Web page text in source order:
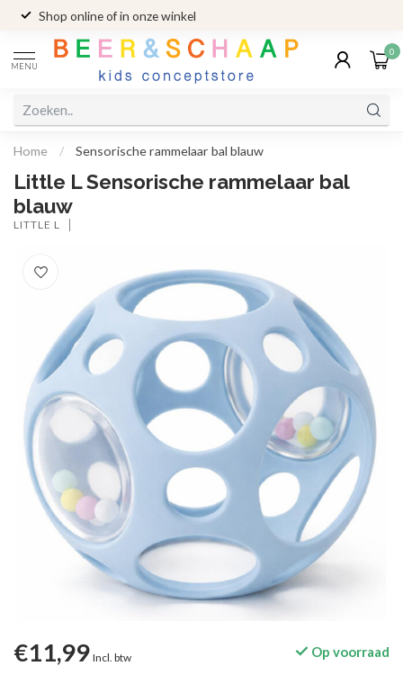
Shop online of in onze winkel
MENU
0
Home / Sensorische rammelaar bal blauw
Little L Sensorische rammelaar bal
blauw
LITTLE L
€11,99 Incl. btw Op voorraad